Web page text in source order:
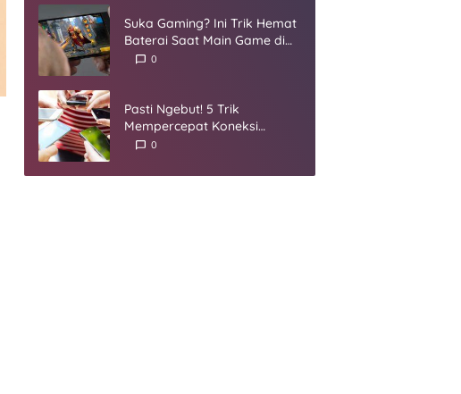
Suka Gaming? Ini Trik Hemat
Baterai Saat Main Game di
Smartphone
0
Pasti Ngebut! 5 Trik
Mempercepat Koneksi
Internet yang Harus Kamu
0